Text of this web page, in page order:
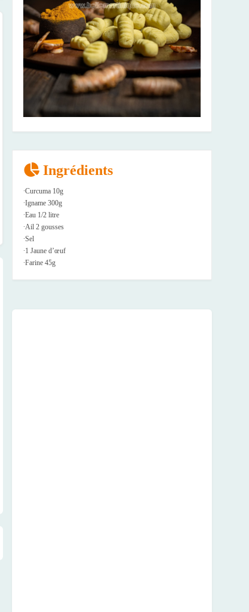
Ingrédients
∙Curcuma 10g
∙Igname 300g
∙Eau 1/2 litre
∙Ail 2 gousses
∙Sel
∙1 Jaune d’œuf
∙Farine 45g